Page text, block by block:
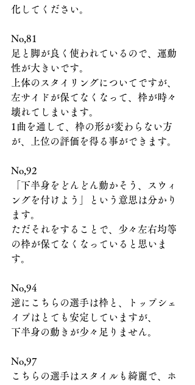
化してください。
No,81
足と脚が良く使われているので、運動
性が大きいです。
上体のスタイリングについてですが、
左サイドが保てなくなって、枠が時々
壊れてしまいます。
1曲を通して、枠の形が変わらない方
が、上位の評価を得る事ができます。
No,92
「下半身をどんどん動かそう、スウィ
ングを付けよう」という意思は分かり
ます。
ただそれをすることで、少々左右均等
の枠が保てなくなっていると思いま
す。
No,94
逆にこちらの選手は枠と、トップシェ
イプはとても安定していますが、
下半身の動きが少々足りません。
No,97
こちらの選手はスタイルも綺麗で、ホ